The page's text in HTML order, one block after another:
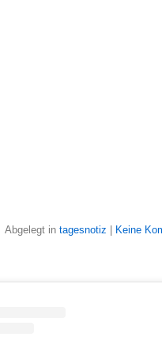
Abgelegt in tagesnotiz Keine